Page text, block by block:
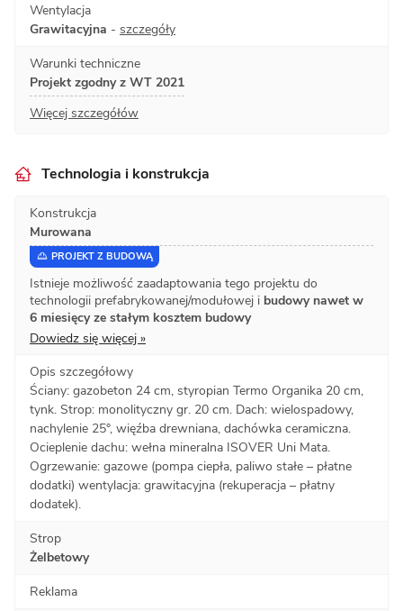
Wentylacja
Grawitacyjna - szczegóły
Warunki techniczne
Projekt zgodny z WT 2021
Więcej szczegółów
Technologia i konstrukcja
Konstrukcja
Murowana
PROJEKT Z BUDOWĄ
Istnieje możliwość zaadaptowania tego projektu do
technologii prefabrykowanej/modułowej i budowy nawet w
6 miesięcy ze stałym kosztem budowy
Dowiedz się więcej »
Opis szczegółowy
Ściany: gazobeton 24 cm, styropian Termo Organika 20 cm,
tynk. Strop: monolityczny gr. 20 cm. Dach: wielospadowy,
nachylenie 25°, więźba drewniana, dachówka ceramiczna.
Ocieplenie dachu: wełna mineralna ISOVER Uni Mata.
Ogrzewanie: gazowe (pompa ciepła, paliwo stałe – płatne
dodatki) wentylacja: grawitacyjna (rekuperacja – płatny
dodatek).
Strop
Żelbetowy
Reklama